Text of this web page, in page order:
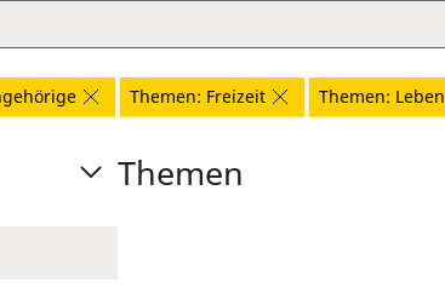
Themen: Freizeit Themen: Leben
Themen